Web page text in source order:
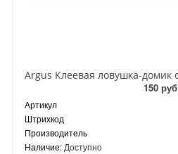
150 руб
Артикул
Штрихкод
Производитель
Наличие: Доступно